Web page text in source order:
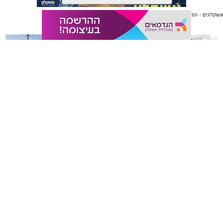
אשקלונים - המקומון היומי של אשקלון באינטרנט
אולי יעניין אותך גם